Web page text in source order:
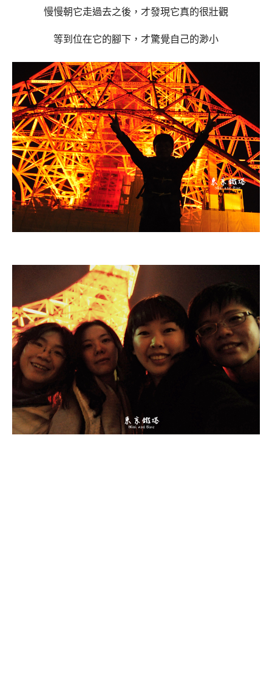
慢慢朝它走過去之後，才發現它真的很壯觀
等到位在它的腳下，才驚覺自己的渺小